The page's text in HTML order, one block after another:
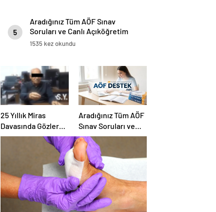
5
Aradığınız Tüm AÖF Sınav
Soruları ve Canlı Açıköğretim
Forumu Burada
1535 kez okundu
25 Yıllık Miras
Davasında Gözler
Temmuz Ayındaki
Karar Duruşmasına
Aradığınız Tüm AÖF
Sınav Soruları ve
Canlı Açıköğretim
Forumu Burada